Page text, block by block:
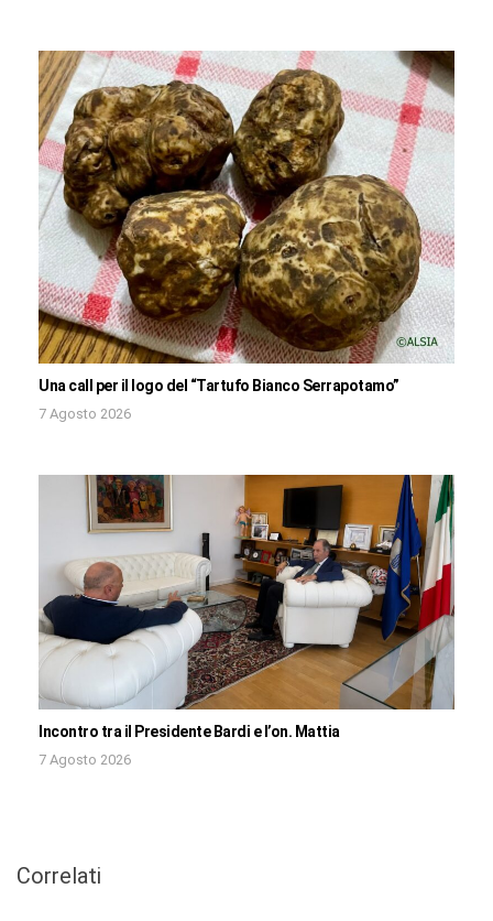
Una call per il logo del “Tartufo Bianco Serrapotamo”
7 Agosto 2026
Incontro tra il Presidente Bardi e l’on. Mattia
7 Agosto 2026
Correlati